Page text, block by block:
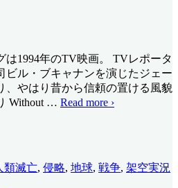
は1994年のTV映画。 TVレポータ
ビル・ブキャナンを演じたジェー
、やはり昔から信頼の置ける風貌
Without … Read more ›
類滅亡, 侵略, 地球, 戦争, 架空実況